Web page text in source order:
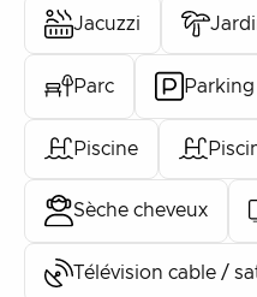
Jacuzzi
Parc Parking
Piscine
Sèche cheveux
Télévision cable /